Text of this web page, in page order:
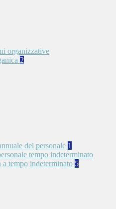
organizzative
2
del personale 1
tempo indeterminato
a tempo indeterminato 5